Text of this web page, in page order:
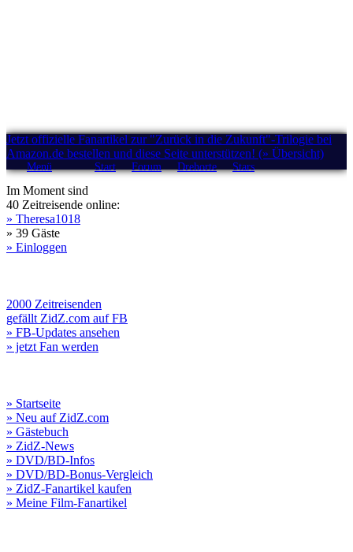
Jetzt offizielle Fanartikel zur "Zurück in die Zukunft"-Trilogie bei
Amazon.de bestellen und diese Seite unterstützen! (» Übersicht)
Menü Start Forum Drehorte Stars
Im Moment sind
40 Zeitreisende online:
» Theresa1018
» 39 Gäste
» Einloggen
2000 Zeitreisenden
gefällt ZidZ.com auf FB
» FB-Updates ansehen
» jetzt Fan werden
» Startseite
» Neu auf ZidZ.com
» Gästebuch
» ZidZ-News
» DVD/BD-Infos
» DVD/BD-Bonus-Vergleich
» ZidZ-Fanartikel kaufen
» Meine Film-Fanartikel